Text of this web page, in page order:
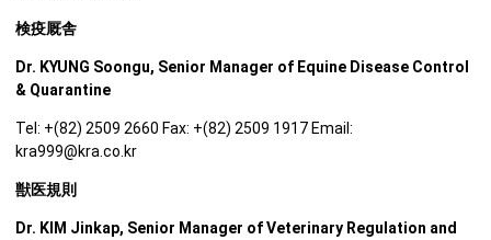
検疫厩舎
Dr. KYUNG Soongu, Senior Manager of Equine Disease Control
& Quarantine
Tel: +(82) 2509 2660 Fax: +(82) 2509 1917 Email:
kra999@kra.co.kr
獣医規則
Dr. KIM Jinkap, Senior Manager of Veterinary Regulation and